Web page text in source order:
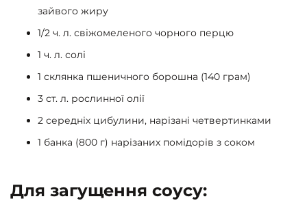
зайвого жиру
1/2 ч. л. свіжомеленого чорного перцю
1 ч. л. солі
1 склянка пшеничного борошна (140 грам)
3 ст. л. рослинної олії
2 середніх цибулини, нарізані четвертинками
1 банка (800 г) нарізаних помідорів з соком
Для загущення соусу: